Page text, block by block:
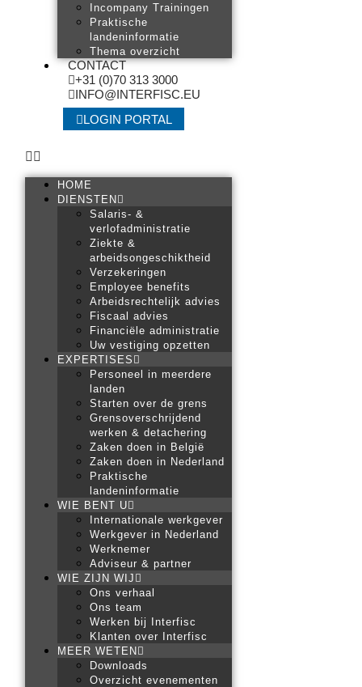
Incompany Trainingen
Praktische
landeninformatie
Thema overzicht
CONTACT
+31 (0)70 313 3000
INFO@INTERFISC.EU
LOGIN PORTAL
HOME
DIENSTEN
Salaris- &
verlofadministratie
Ziekte &
arbeidsongeschiktheid
Verzekeringen
Employee benefits
Arbeidsrechtelijk advies
Fiscaal advies
Financiële administratie
Uw vestiging opzetten
EXPERTISES
Personeel in meerdere
landen
Starten over de grens
Grensoverschrijdend
werken & detachering
Zaken doen in België
Zaken doen in Nederland
Praktische
landeninformatie
WIE BENT U
Internationale werkgever
Werkgever in Nederland
Werknemer
Adviseur & partner
WIE ZIJN WIJ
Ons verhaal
Ons team
Werken bij Interfisc
Klanten over Interfisc
MEER WETEN
Downloads
Overzicht evenementen